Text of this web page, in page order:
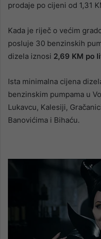
prodaje po cijeni od 1,31
Kada je riječ o većim
posluje 30 benzinskih
dizela iznosi 2,69 KM po
Ista minimalna cijena
benzinskim pumpama u
Lukavcu, Kalesiji,
Banovićima i Bihaću.